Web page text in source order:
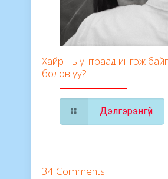
Хайр нь унтраад ингэж
болов уу?
Дэлгэрэнгүй
34 Comments